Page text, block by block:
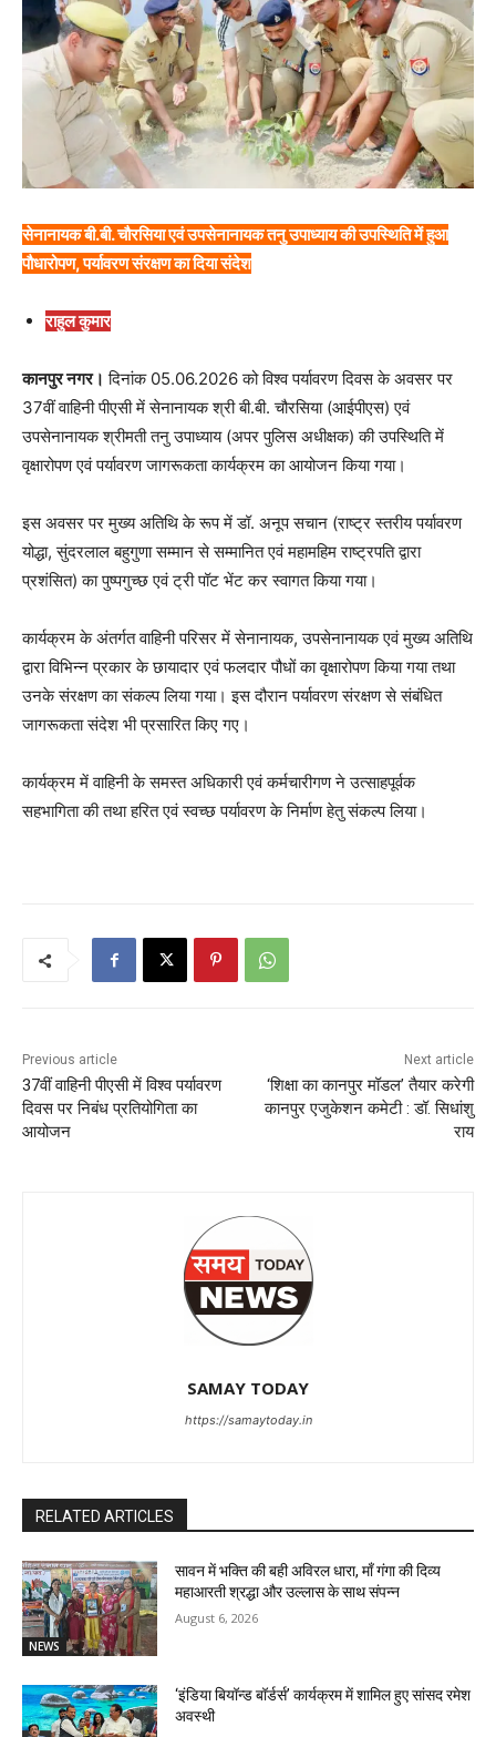
सेनानायक बी.बी. चौरसिया एवं उपसेनानायक तनु उपाध्याय की उपस्थिति में हुआ
पौधारोपण, पर्यावरण संरक्षण का दिया संदेश
राहुल कुमार
कानपुर नगर। दिनांक 05.06.2026 को विश्व पर्यावरण दिवस के अवसर पर
37वीं वाहिनी पीएसी में सेनानायक श्री बी.बी. चौरसिया (आईपीएस) एवं
उपसेनानायक श्रीमती तनु उपाध्याय (अपर पुलिस अधीक्षक) की उपस्थिति में
वृक्षारोपण एवं पर्यावरण जागरूकता कार्यक्रम का आयोजन किया गया।
इस अवसर पर मुख्य अतिथि के रूप में डॉ. अनूप सचान (राष्ट्र स्तरीय पर्यावरण
योद्धा, सुंदरलाल बहुगुणा सम्मान से सम्मानित एवं महामहिम राष्ट्रपति द्वारा
प्रशंसित) का पुष्पगुच्छ एवं ट्री पॉट भेंट कर स्वागत किया गया।
कार्यक्रम के अंतर्गत वाहिनी परिसर में सेनानायक, उपसेनानायक एवं मुख्य अतिथि
द्वारा विभिन्न प्रकार के छायादार एवं फलदार पौधों का वृक्षारोपण किया गया तथा
उनके संरक्षण का संकल्प लिया गया। इस दौरान पर्यावरण संरक्षण से संबंधित
जागरूकता संदेश भी प्रसारित किए गए।
कार्यक्रम में वाहिनी के समस्त अधिकारी एवं कर्मचारीगण ने उत्साहपूर्वक
सहभागिता की तथा हरित एवं स्वच्छ पर्यावरण के निर्माण हेतु संकल्प लिया।
Previous article
37वीं वाहिनी पीएसी में विश्व पर्यावरण
दिवस पर निबंध प्रतियोगिता का
आयोजन
Next article
‘शिक्षा का कानपुर मॉडल’ तैयार करेगी
कानपुर एजुकेशन कमेटी : डॉ. सिधांशु
राय
SAMAY TODAY
https://samaytoday.in
RELATED ARTICLES
NEWS
सावन में भक्ति की बही अविरल धारा, माँ गंगा की दिव्य
महाआरती श्रद्धा और उल्लास के साथ संपन्न
August 6, 2026
‘इंडिया बियॉन्ड बॉर्डर्स’ कार्यक्रम में शामिल हुए सांसद रमेश
अवस्थी